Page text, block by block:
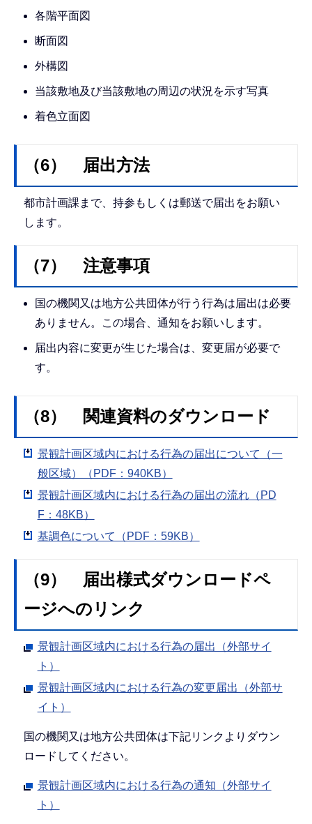
各階平面図
断面図
外構図
当該敷地及び当該敷地の周辺の状況を示す写真
着色立面図
（6） 届出方法
都市計画課まで、持参もしくは郵送で届出をお願い
します。
（7） 注意事項
国の機関又は地方公共団体が行う行為は届出は必要
ありません。この場合、通知をお願いします。
届出内容に変更が生じた場合は、変更届が必要で
す。
（8） 関連資料のダウンロード
景観計画区域内における行為の届出について（一
般区域）（PDF：940KB）
景観計画区域内における行為の届出の流れ（PD
F：48KB）
基調色について（PDF：59KB）
（9） 届出様式ダウンロードペ
ージへのリンク
景観計画区域内における行為の届出（外部サイ
ト）
景観計画区域内における行為の変更届出（外部サ
イト）
国の機関又は地方公共団体は下記リンクよりダウン
ロードしてください。
景観計画区域内における行為の通知（外部サイ
ト）